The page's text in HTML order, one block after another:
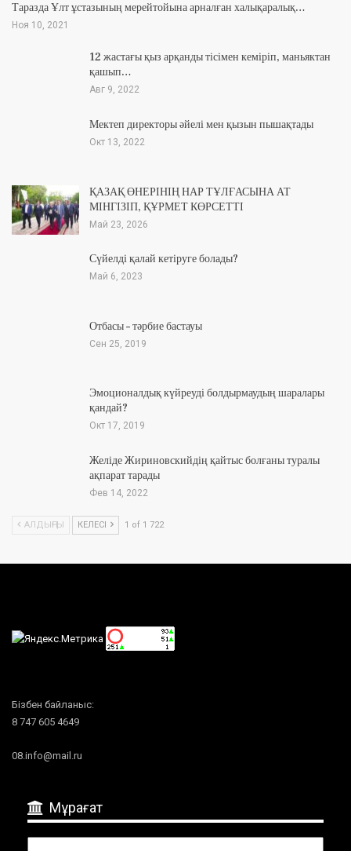
Таразда Ұлт ұстазының мерейтойына арналған халықаралық…
Ноя 10, 2021
12 жастағы қыз арқанды тісімен кеміріп, маньяктан
қашып…
Авг 9, 2022
Мектеп директоры әйелі мен қызын пышақтады
Окт 13, 2022
ҚАЗАҚ ӨНЕРІНІҢ НАР ТҰЛҒАСЫНА АТ
МІНГІЗІП, ҚҰРМЕТ КӨРСЕТТІ
Май 23, 2026
Сүйелді қалай кетіруге болады?
Май 6, 2023
Отбасы – тәрбие бастауы
Сен 25, 2019
Эмоционалдық күйреуді болдырмаудың шаралары
қандай?
Окт 17, 2019
Желіде Жириновскийдің қайтыс болғаны туралы
ақпарат тарады
Фев 14, 2022
АЛДЫҢҒЫ КЕЛЕСІ 1 of 1 722
Бізбен байланыс:
8 747 605 4649
08.info@mail.ru
Мұрағат